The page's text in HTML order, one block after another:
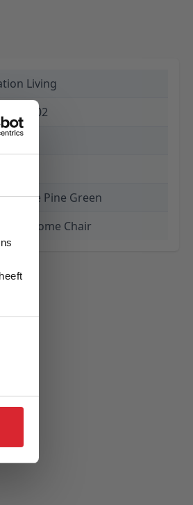
Living
Pine Green
90 Chrome Chair